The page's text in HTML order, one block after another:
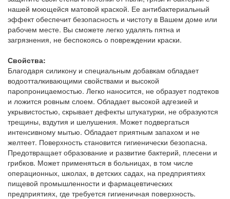
нашей моющейся матовой краской. Ее антибактериальный
эффект обеспечит безопасность и чистоту в Вашем доме или
рабочем месте. Вы сможете легко удалять пятна и
загрязнения, не беспокоясь о повреждении краски.
Свойства:
Благодаря силикону и специальным добавкам обладает
водоотталкивающими свойствами и высокой
паропроницаемостью. Легко наносится, не образует подтеков
и ложится ровным слоем. Обладает высокой адгезией и
укрывистостью, скрывает дефекты штукатурки, не образуются
трещины, вздутия и шелушения. Может подвергаться
интенсивному мытью. Обладает приятным запахом и не
желтеет. Поверхность становится гигиенически безопасна.
Предотвращает образование и развитие бактерий, плесени и
грибков. Может применяться в больницах, в том числе
операционных, школах, в детских садах, на предприятиях
пищевой промышленности и фармацевтических
предприятиях, где требуется гигиеничная поверхность.